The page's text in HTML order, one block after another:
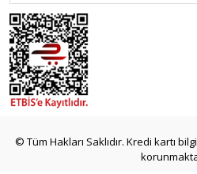
© Tüm Hakları Saklıdır. Kredi kartı